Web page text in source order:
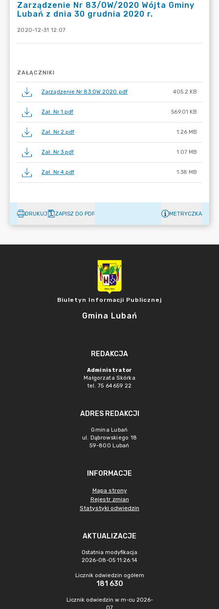
Zarządzenie Nr 83/OW/2020 Wójta Gminy
Lubań z dnia 30 grudnia 2020 r.
2020-12-31 12:07
ZAŁĄCZNIKI
Zarządzenie Nr 83.OW.2020.pdf 405.2 KB
Zał. Nr 1.pdf 569.01 KB
Zał. Nr 2.pdf 1.26 MB
Zał. Nr 3.pdf 1.07 MB
Zał. Nr 4.pdf 1.38 MB
DRUKUJ ZAPISZ DO PDF METRYCZKA
Biuletyn Informacji Publicznej
Gmina Lubań
REDAKCJA
Administrator
Małgorzata Skórka
tel. 75 64659 22
ADRES REDAKCJI
Gmina Lubań
ul. Dąbrowskiego 18
59-800 Lubań
INFORMACJE
Mapa strony
Rejestr zmian
Statystyki odwiedzin
AKTUALIZACJE
Ostatnia modyfikacja
2026-08-05 11:26:14
Licznik odwiedzin ogółem
181 630
Licznik odwiedzin w m-cu 2026-